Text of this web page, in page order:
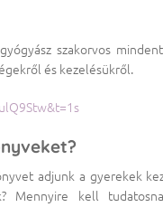
szakorvos
és kezelésükről.
adjunk a gyerekek
Mennyire kell